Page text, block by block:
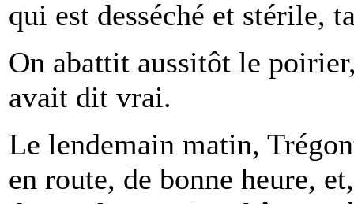
qui est desséché et stérile,
On abattit aussitôt le
avait dit vrai.
Le lendemain matin,
en route, de bonne heure,